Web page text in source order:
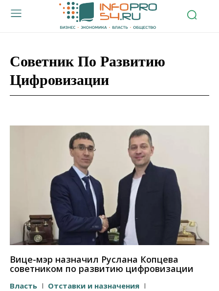
Советник По Развитию
Цифровизации
Вице-мэр назначил Руслана Копцева
советником по развитию цифровизации
Власть Отставки и назначения